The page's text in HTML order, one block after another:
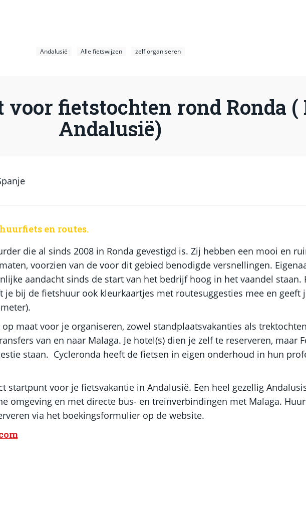
Andalusië Alle fietswijzen zelf organiseren
fietstochten rond Ronda (
Andalusië)
en routes.
die al sinds 2008 in Ronda gevestigd is. Zij hebben een mooi en
voorzien van de voor dit gebied benodigde versnellingen.
aandacht sinds de start van het bedrijf hoog in het vaandel staan.
je bij de fietshuur ook kleurkaartjes met routesuggesties mee en geeft
maat voor je organiseren, zowel standplaatsvakanties als
van en naar Malaga. Je hotel(s) dien je zelf te reserveren, maar
staan. Cycleronda heeft de fietsen in eigen onderhoud in hun
startpunt voor je fietsvakantie in Andalusië. Een heel gezellig
omgeving en met directe bus- en treinverbindingen met Malaga.
via het boekingsformulier op de website.